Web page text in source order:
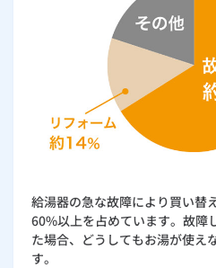
ガス栓の増設 プラスラ
ルームエアコン
スマイルーフ
エコキュート
関西おでかけ納税
ハウスクリーニング
給湯器を買い替えるなら、自家発電
施工もアフターサービスもガスの
お客さまの声
よくあるご質問
商品一覧表
給湯器ぴったり診断
給湯器の急な故障により買い替
60%以上を占めています。故障
た場合、どうしてもお湯が使え
す。